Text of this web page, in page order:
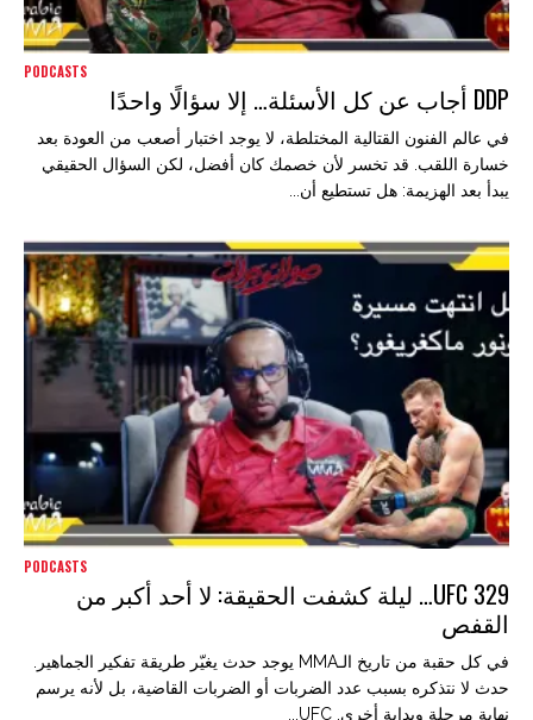
PODCASTS
DDP أجاب عن كل الأسئلة… إلا سؤالًا واحدًا
في عالم الفنون القتالية المختلطة، لا يوجد اختبار أصعب من العودة بعد
خسارة اللقب. قد تخسر لأن خصمك كان أفضل، لكن السؤال الحقيقي
يبدأ بعد الهزيمة: هل تستطيع أن...
PODCASTS
UFC 329… ليلة كشفت الحقيقة: لا أحد أكبر من
القفص
في كل حقبة من تاريخ الـMMA يوجد حدث يغيّر طريقة تفكير الجماهير.
حدث لا نتذكره بسبب عدد الضربات أو الضربات القاضية، بل لأنه يرسم
نهاية مرحلة وبداية أخرى. UFC...